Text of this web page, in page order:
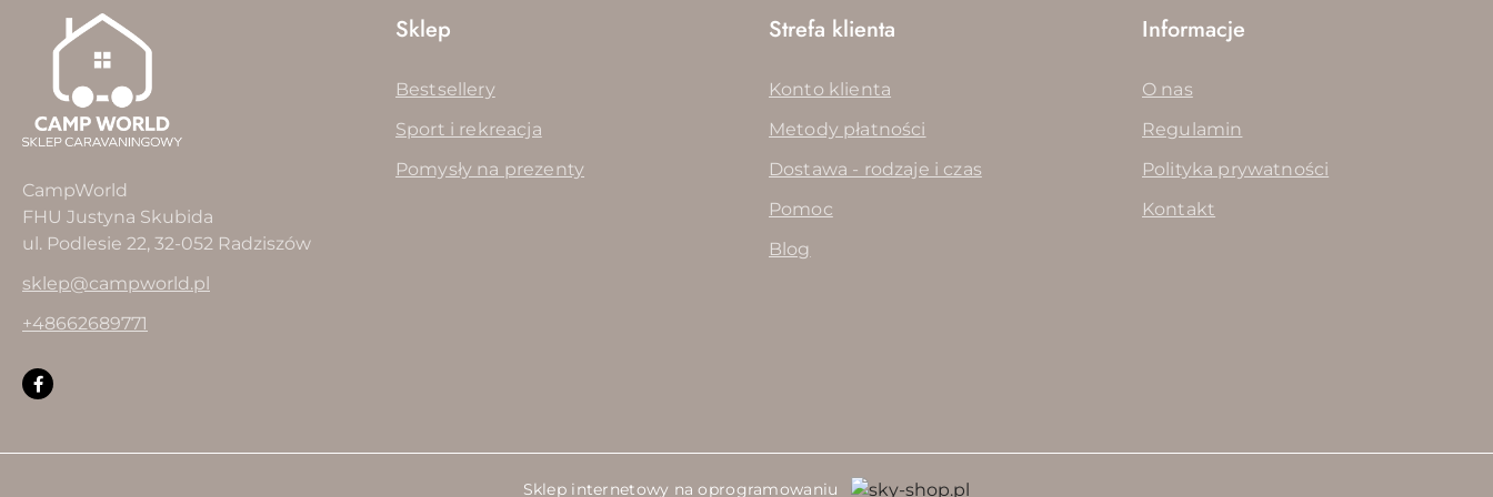
CampWorld
FHU Justyna Skubida
ul. Podlesie 22, 32-052 Radziszów
sklep@campworld.pl
+48662689771
Sklep
Bestsellery
Sport i rekreacja
Pomysły na prezenty
Strefa klienta
Konto klienta
Metody płatności
Dostawa - rodzaje i czas
Pomoc
Blog
Informacje
O nas
Regulamin
Polityka prywatności
Kontakt
Sklep internetowy na oprogramowaniu